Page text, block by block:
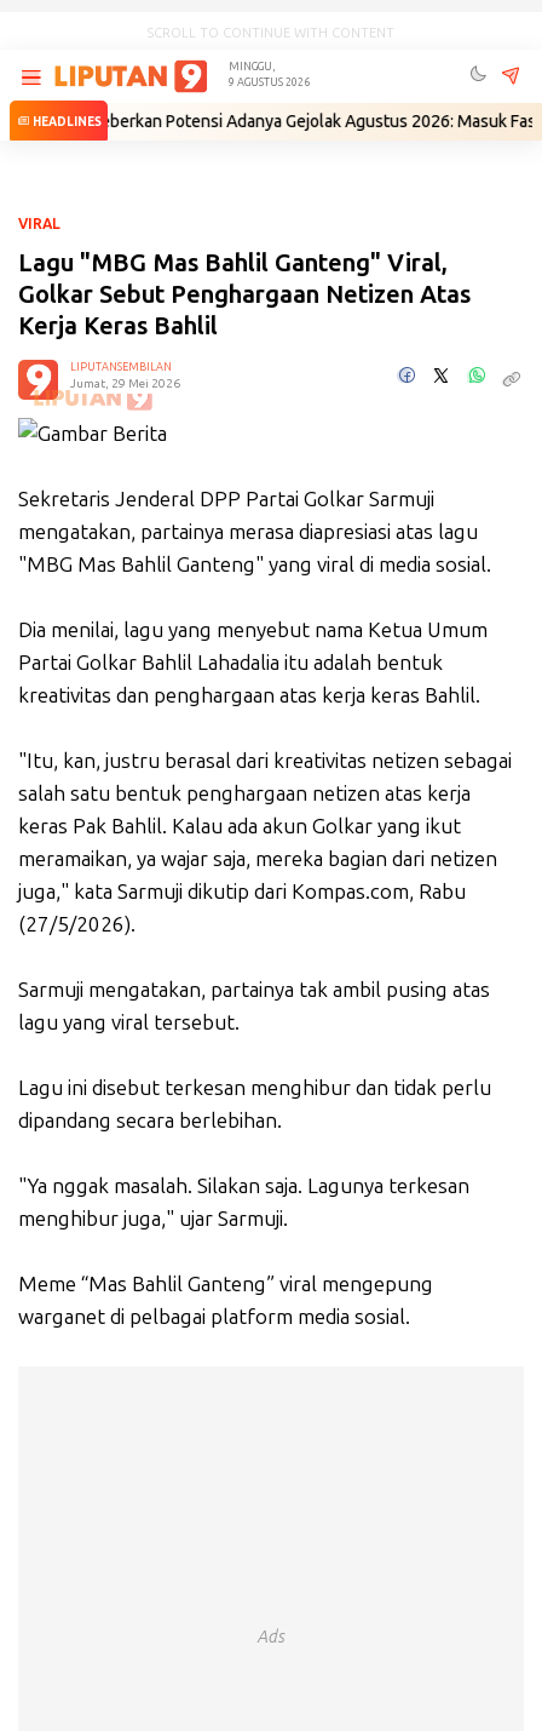
SCROLL TO CONTINUE WITH CONTENT
MINGGU,
9 AGUSTUS 2026
HEADLINES
Beberkan Potensi Adanya Gejolak Agustus 2026: Masuk Fase Krisis,
VIRAL
Lagu "MBG Mas Bahlil Ganteng" Viral,
Golkar Sebut Penghargaan Netizen Atas
Kerja Keras Bahlil
LIPUTANSEMBILAN
Jumat, 29 Mei 2026
Sekretaris Jenderal DPP Partai Golkar Sarmuji
mengatakan, partainya merasa diapresiasi atas lagu
"MBG Mas Bahlil Ganteng" yang viral di media sosial.
Dia menilai, lagu yang menyebut nama Ketua Umum
Partai Golkar Bahlil Lahadalia itu adalah bentuk
kreativitas dan penghargaan atas kerja keras Bahlil.
"Itu, kan, justru berasal dari kreativitas netizen sebagai
salah satu bentuk penghargaan netizen atas kerja
keras Pak Bahlil. Kalau ada akun Golkar yang ikut
meramaikan, ya wajar saja, mereka bagian dari netizen
juga," kata Sarmuji dikutip dari Kompas.com, Rabu
(27/5/2026).
Sarmuji mengatakan, partainya tak ambil pusing atas
lagu yang viral tersebut.
Lagu ini disebut terkesan menghibur dan tidak perlu
dipandang secara berlebihan.
"Ya nggak masalah. Silakan saja. Lagunya terkesan
menghibur juga," ujar Sarmuji.
Meme “Mas Bahlil Ganteng” viral mengepung
warganet di pelbagai platform media sosial.
Ads